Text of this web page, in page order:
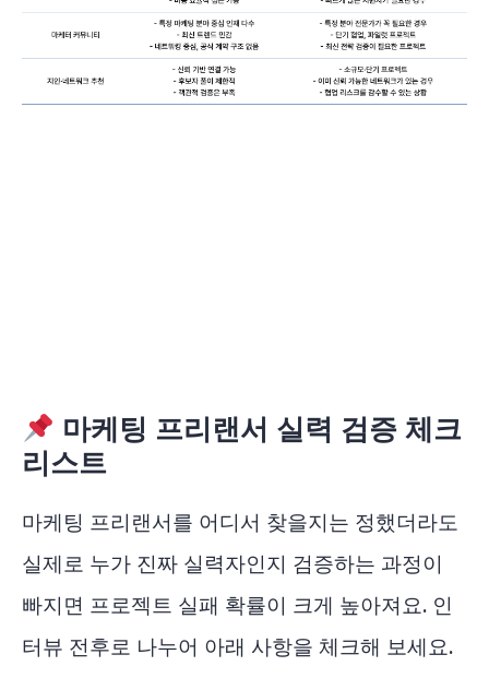
마케팅 프리랜서 실력 검증 체크
리스트
마케팅 프리랜서를 어디서 찾을지는 정했더라도
실제로 누가 진짜 실력자인지 검증하는 과정이
빠지면 프로젝트 실패 확률이 크게 높아져요. 인
터뷰 전후로 나누어 아래 사항을 체크해 보세요.